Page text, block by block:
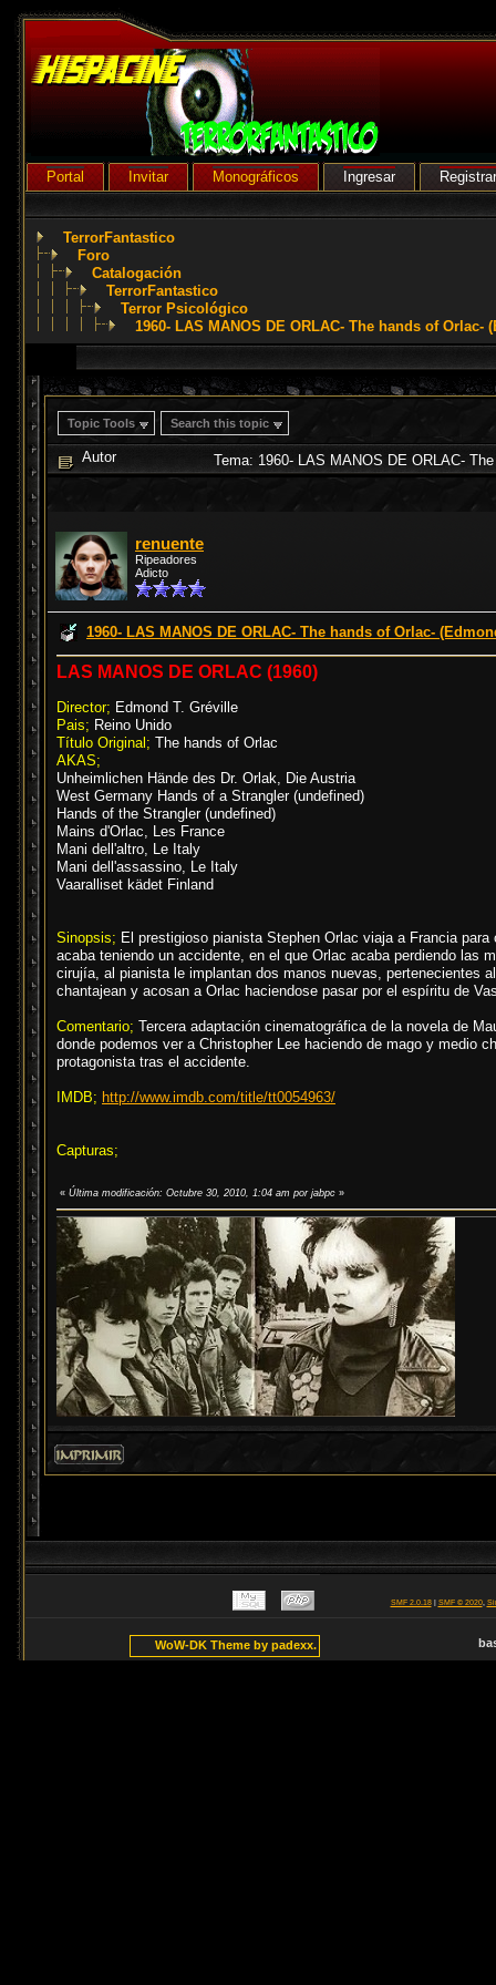
Portal Invitar Monográficos Ingresar
TerrorFantastico
Foro
Catalogación
TerrorFantastico
Terror Psicológico
1960- LAS MANOS DE ORLAC- The hands of Orlac-
Topic Tools Search this topic
Autor Tema: 1960- LAS MANOS DE ORLAC-
renuente
Ripeadores
Adicto
1960- LAS MANOS DE ORLAC- The hands of Orlac-
LAS MANOS DE ORLAC (1960)
Director; Edmond T. Gréville
Pais; Reino Unido
Título Original; The hands of Orlac
AKAS;
Unheimlichen Hände des Dr. Orlak, Die Austria
West Germany Hands of a Strangler (undefined)
Hands of the Strangler (undefined)
Mains d'Orlac, Les France
Mani dell'altro, Le Italy
Mani dell'assassino, Le Italy
Vaaralliset kädet Finland
Sinopsis; El prestigioso pianista Stephen Orlac viaja a Francia
acaba teniendo un accidente, en el que Orlac acaba perdiendo las
cirujía, al pianista le implantan dos manos nuevas, pertenecientes
chantajean y acosan a Orlac haciendose pasar por el espíritu de
Comentario; Tercera adaptación cinematográfica de la novela de
donde podemos ver a Christopher Lee haciendo de mago y medio
protagonista tras el accidente.
IMDB; http://www.imdb.com/title/tt0054963/
Capturas;
« Última modificación: Octubre 30, 2010, 1:04 am por jabpc »
SMF 2.0.18| SMF © 2020,
WoW-DK Theme by padexx.